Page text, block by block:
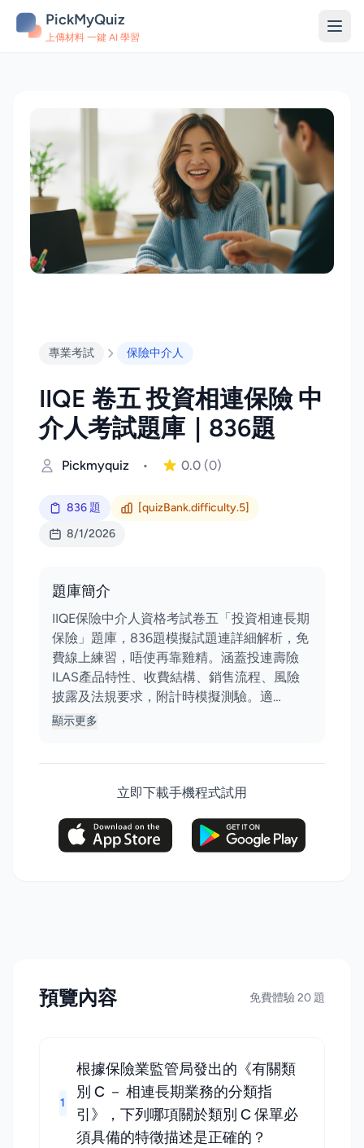
PickMyQuiz
上傳材料 一鍵 AI 學習
專業考試 保險中介人
IIQE 卷五 投資相連保險 中
介人考試題庫｜836題
Pickmyquiz • 0.0 (0)
836 題
[quizBank.difficulty.5]
8/1/2026
題庫簡介
IIQE保險中介人資格考試卷五「投資相連長期
保險」題庫，836題模擬試題連詳細解析，免
費線上練習，唔使再靠雞精。涵蓋投連壽險
ILAS產品特性、收費結構、銷售流程、風險
披露及法規要求，附計時模擬測驗。適…
顯示更多
立即下載手機程式試用
預覽內容 免費體驗 20 題
1
根據保險業監管局發出的《有關類
別 C － 相連長期業務的分類指
引》，下列哪項關於類別 C 保單必
須具備的特徵描述是正確的？